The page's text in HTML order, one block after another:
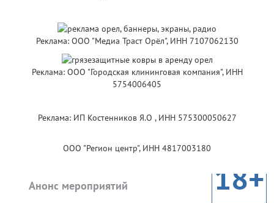
Реклама: ООО "Медиа Траст Орёл", ИНН 7107062130
Реклама: ООО "Городская клининговая компания", ИНН
5754006405
Реклама: ИП Костенников Я.О , ИНН 575300050627
ООО "Регион центр", ИНН 4817003180
Анонс мероприятий 18+